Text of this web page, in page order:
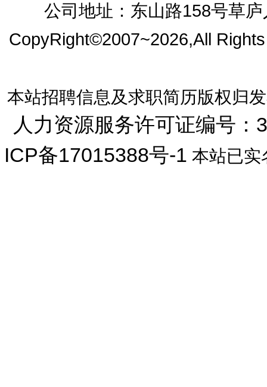
公司地址：东山路158号草
CopyRight©2007~2026,All
本站招聘信息及求职简历版权归
人力资源服务许可证编号
ICP备17015388号-1 本站已